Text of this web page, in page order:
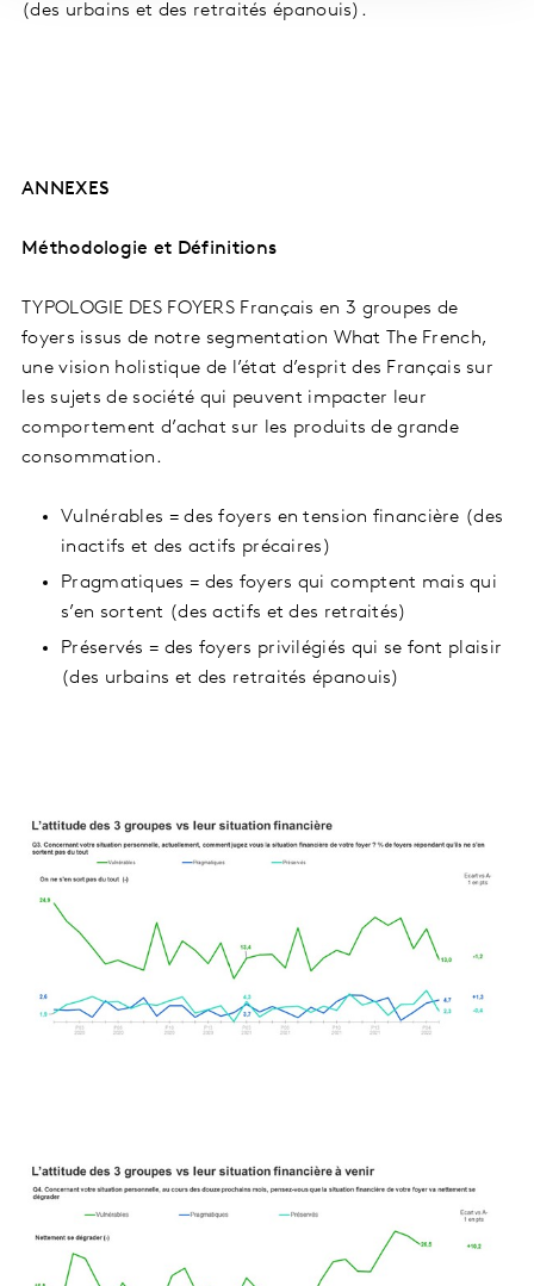
(des urbains et des retraités épanouis).
ANNEXES
Méthodologie et Définitions
TYPOLOGIE DES FOYERS Français en 3 groupes de
foyers issus de notre segmentation What The French,
une vision holistique de l’état d’esprit des Français sur
les sujets de société qui peuvent impacter leur
comportement d’achat sur les produits de grande
consommation.
Vulnérables = des foyers en tension financière (des
inactifs et des actifs précaires)
Pragmatiques = des foyers qui comptent mais qui
s’en sortent (des actifs et des retraités)
Préservés = des foyers privilégiés qui se font plaisir
(des urbains et des retraités épanouis)